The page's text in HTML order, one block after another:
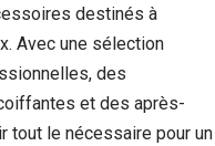
destinés à
Avec une sélection
des
et des après-
tout le nécessaire pour un